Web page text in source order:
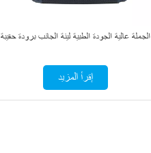
الجملة عالية الجودة الطبية لينة الجانب برودة حقيبة
إقرأ المزيد